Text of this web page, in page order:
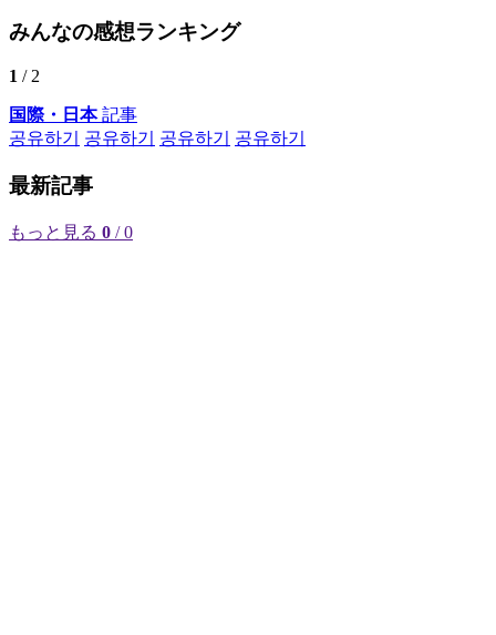
みんなの感想ランキング
1 / 2
国際・日本記事
공유하기
공유하기 공유하기 공유하기
最新記事
もっと見る 0 / 0